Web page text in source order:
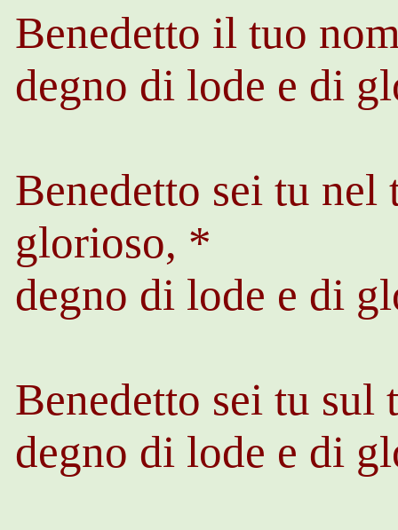
Benedetto il tuo
degno di lode e di
Benedetto sei tu nel
glorioso, *
degno di lode e di
Benedetto sei tu
degno di lode e di